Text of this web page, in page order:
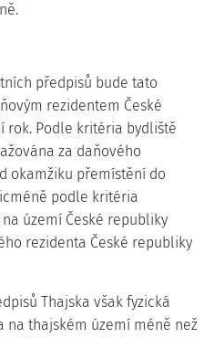
předpisů bude tato
rezidentem České
rok. Podle kritéria bydliště
za daňového
okamžiku přemístění do
podle kritéria
území České republiky
rezidenta České republiky
Thajska však fyzická
na thajském území méně než